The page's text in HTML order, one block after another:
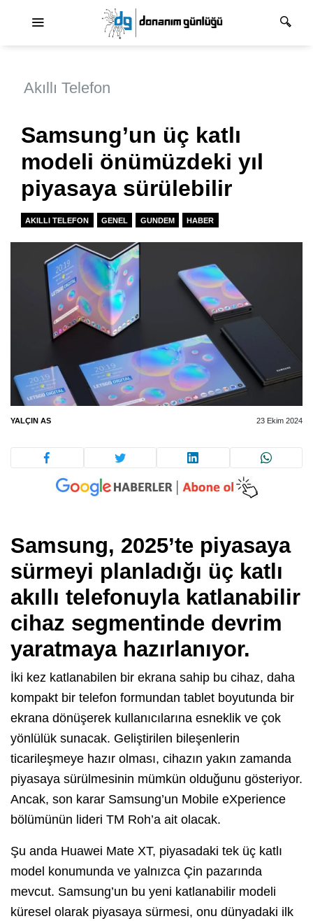
Akıllı Telefon
Samsung’un üç katlı
modeli önümüzdeki yıl
piyasaya sürülebilir
AKILLI TELEFON GENEL GUNDEM HABER
YALÇIN AS 23 Ekim 2024
Samsung, 2025’te piyasaya
sürmeyi planladığı üç katlı
akıllı telefonuyla katlanabilir
cihaz segmentinde devrim
yaratmaya hazırlanıyor.
İki kez katlanabilen bir ekrana sahip bu cihaz, daha
kompakt bir telefon formundan tablet boyutunda bir
ekrana dönüşerek kullanıcılarına esneklik ve çok
yönlülük sunacak. Geliştirilen bileşenlerin
ticarileşmeye hazır olması, cihazın yakın zamanda
piyasaya sürülmesinin mümkün olduğunu gösteriyor.
Ancak, son karar Samsung’un Mobile eXperience
bölümünün lideri TM Roh’a ait olacak.
Şu anda Huawei Mate XT, piyasadaki tek üç katlı
model konumunda ve yalnızca Çin pazarında
mevcut. Samsung’un bu yeni katlanabilir modeli
küresel olarak piyasaya sürmesi, onu dünyadaki ilk